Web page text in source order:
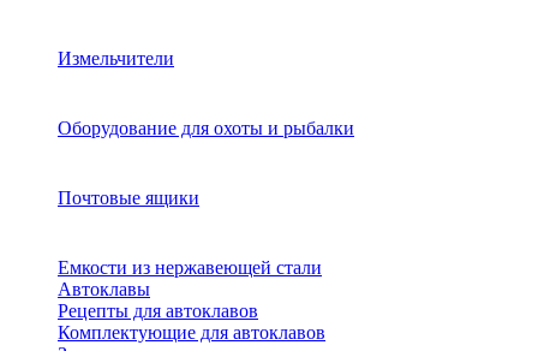
Измельчители
Оборудование для охоты и рыбалки
Почтовые ящики
Емкости из нержавеющей стали
Автоклавы
Рецепты для автоклавов
Комплектующие для автоклавов